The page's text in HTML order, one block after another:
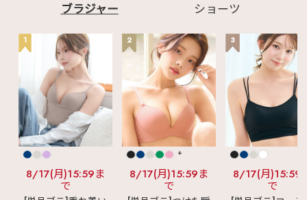
ブラジャー ショーツ
1
8/17(月)15:59ま
で
2
+
8/17(月)15:59ま
で
3
8/17(月)15:59
で